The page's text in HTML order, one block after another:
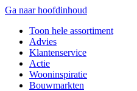
Ga naar hoofdinhoud
Toon hele assortiment
Advies
Klantenservice
Actie
Wooninspiratie
Bouwmarkten